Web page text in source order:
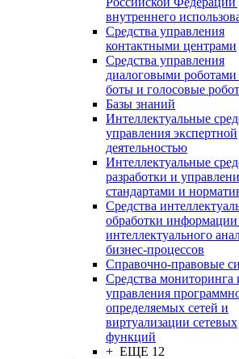
внутреннего
Средства управления
контактными центрами
Средства управления
диалоговыми роботами
боты и голосовые
Базы знаний
Интеллектуальные
управления экспертной
деятельностью
Интеллектуальные
разработки и
стандартами и
Средства
обработки
интеллектуального
бизнес-процессов
Справочно-правовые
Средства мониторинга
управления
определяемых сетей и
виртуализации сетевых
функций
+ ЕЩЕ 12